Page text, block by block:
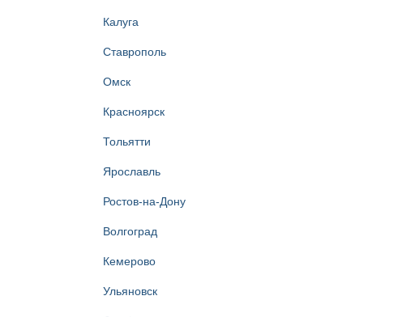
Калуга
Ставрополь
Омск
Красноярск
Тольятти
Ярославль
Ростов-на-Дону
Волгоград
Кемерово
Ульяновск